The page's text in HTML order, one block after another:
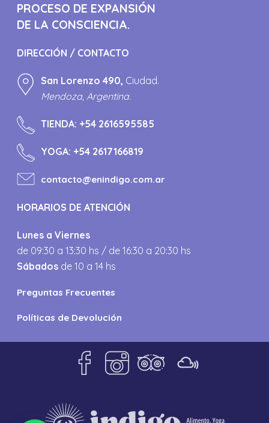
PROCESO DE EXPANSIÓN
DE LA CONSCIENCIA.
DIRECCIÓN / CONTACTO
San Lorenzo 490, Ciudad.
Mendoza, Argentina.
TIENDA:+54 2616595585
YOGA:+54 2617166819
contacto@enindigo.com.ar
HORARIOS DE ATENCIÓN
Lunes a Viernes
de 09:30 a 13:30 hs / de 16:30 a 20:30 hs
Sábados de 10 a 14 hs
Preguntas Frecuentes
Políticas de Devolución